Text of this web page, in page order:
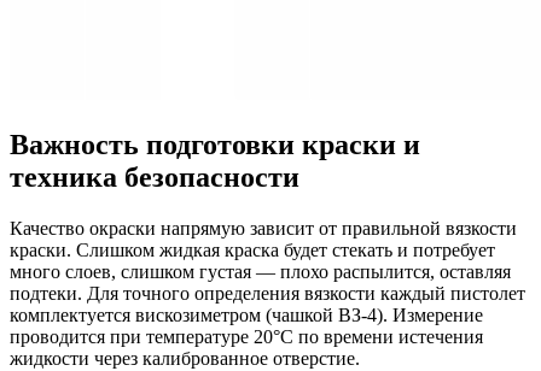
Важность подготовки краски и
техника безопасности
Качество окраски напрямую зависит от правильной вязкости
краски. Слишком жидкая краска будет стекать и потребует
много слоев, слишком густая — плохо распылится, оставляя
подтеки. Для точного определения вязкости каждый пистолет
комплектуется вискозиметром (чашкой ВЗ-4). Измерение
проводится при температуре 20°C по времени истечения
жидкости через калиброванное отверстие.